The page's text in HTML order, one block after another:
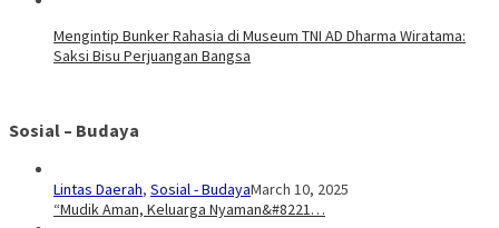
Mengintip Bunker Rahasia di Museum TNI AD Dharma Wiratama:
Saksi Bisu Perjuangan Bangsa
Sosial – Budaya
Lintas Daerah, Sosial - BudayaMarch 10, 2025
“Mudik Aman, Keluarga Nyaman&#8221…